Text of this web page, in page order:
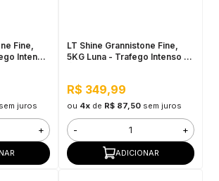
Fine,
Intenso
sem juros
+
LT Shine Grannistone Fine,
5KG Luna - Trafego Intenso e
R$ 349,99
ou 4xde R$ 87,50 sem juros
- +
ADICIONAR